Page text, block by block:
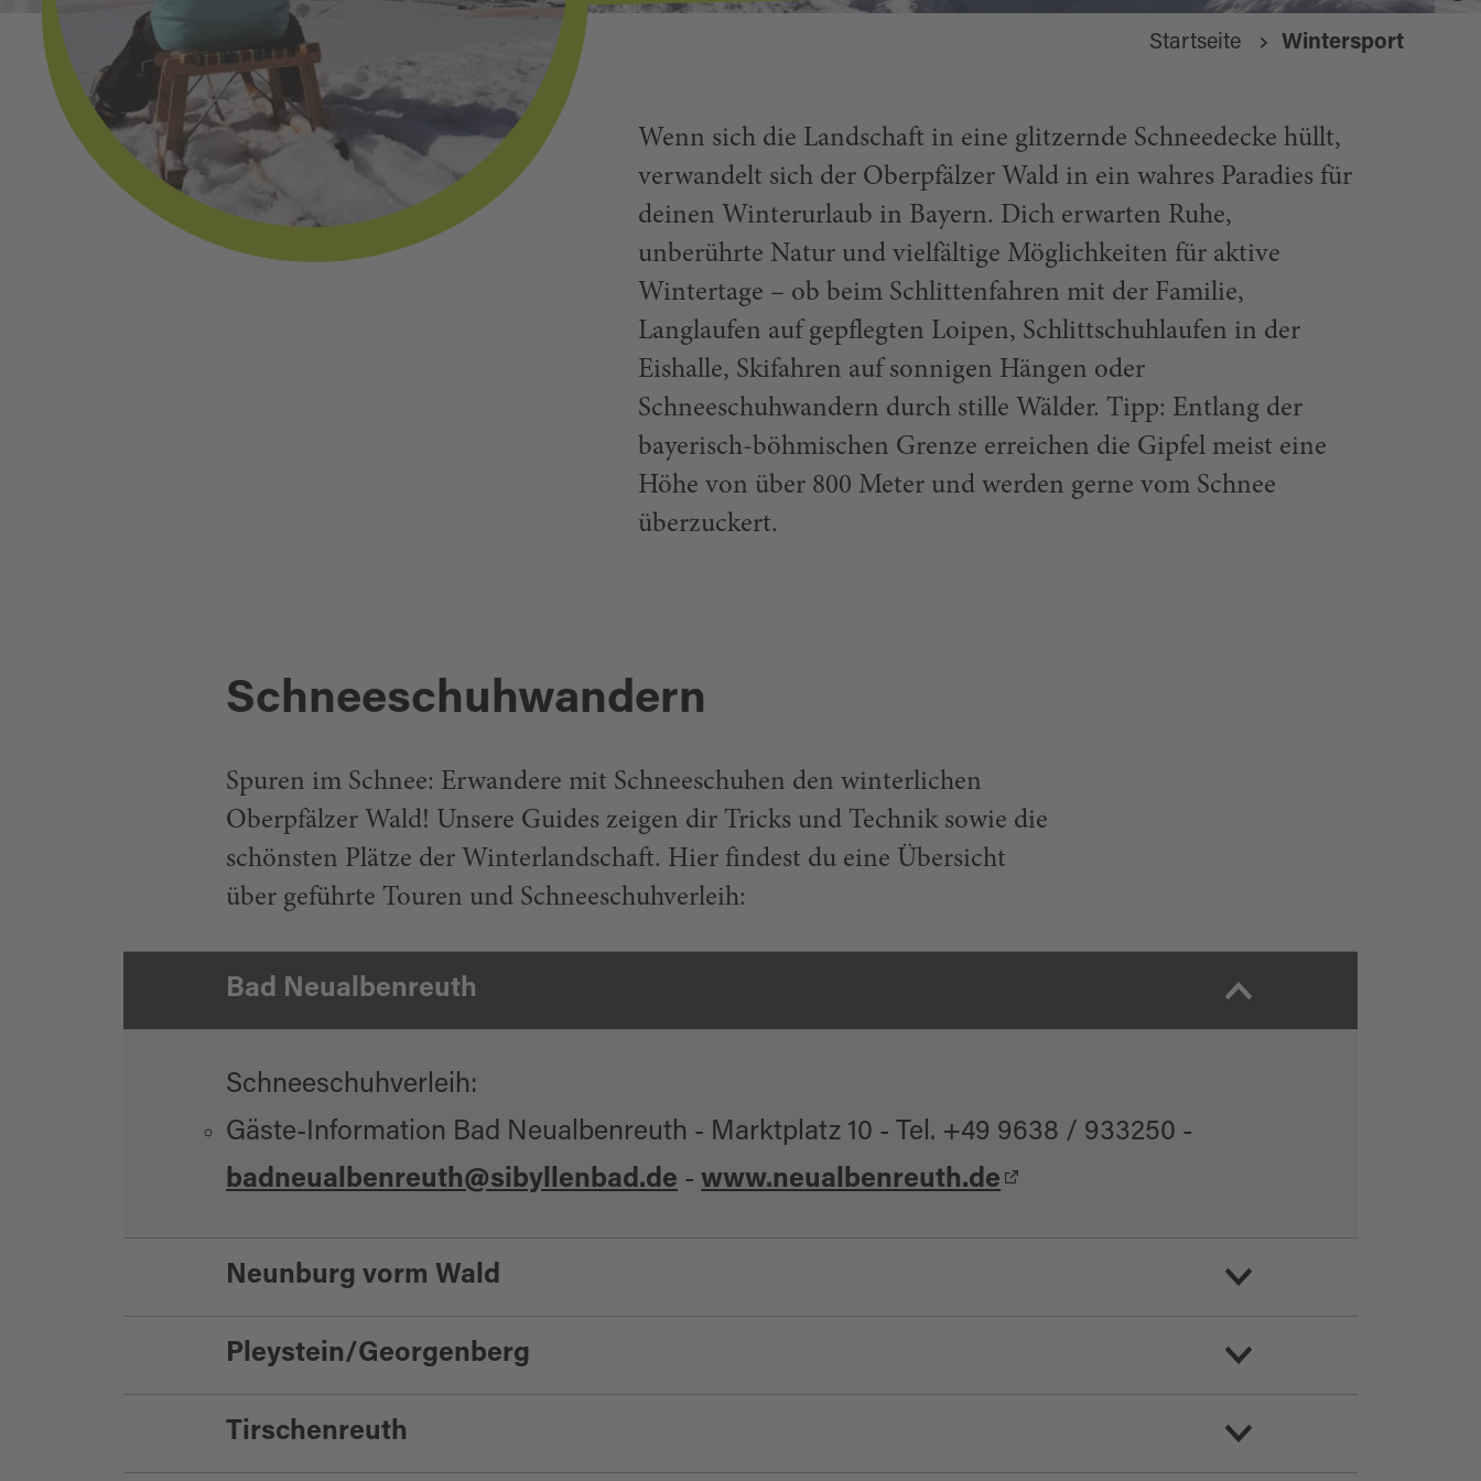
Startseite Wintersport
Wenn sich die Landschaft in eine glitzernde Schneedecke hüllt,
verwandelt sich der Oberpfälzer Wald in ein wahres Paradies für
deinen Winterurlaub in Bayern. Dich erwarten Ruhe,
unberührte Natur und vielfältige Möglichkeiten für aktive
Wintertage – ob beim Schlittenfahren mit der Familie,
Langlaufen auf gepflegten Loipen, Schlittschuhlaufen in der
Eishalle, Skifahren auf sonnigen Hängen oder
Schneeschuhwandern durch stille Wälder. Tipp: Entlang der
bayerisch-böhmischen Grenze erreichen die Gipfel meist eine
Höhe von über 800 Meter und werden gerne vom Schnee
überzuckert.
Schneeschuhwandern
Spuren im Schnee: Erwandere mit Schneeschuhen den winterlichen
Oberpfälzer Wald! Unsere Guides zeigen dir Tricks und Technik sowie die
schönsten Plätze der Winterlandschaft. Hier findest du eine Übersicht
über geführte Touren und Schneeschuhverleih:
Bad Neualbenreuth
Schneeschuhverleih:
Gäste-Information Bad Neualbenreuth - Marktplatz 10 - Tel. +49 9638 / 933250 -
badneualbenreuth@sibyllenbad.de -www.neualbenreuth.de
Neunburg vorm Wald
Geführte Schneeschuhwanderung:
Conny Rammrath - Tel. +49 9672 / 4256 - Mobil +49 1520 / 4504479
Pleystein/Georgenberg
Tirschenreuth